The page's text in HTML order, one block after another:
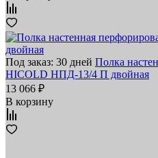
Под заказ: 30 дней Полка
HICOLD НПД-13/4 П двойная
13 066 ₽
В корзину